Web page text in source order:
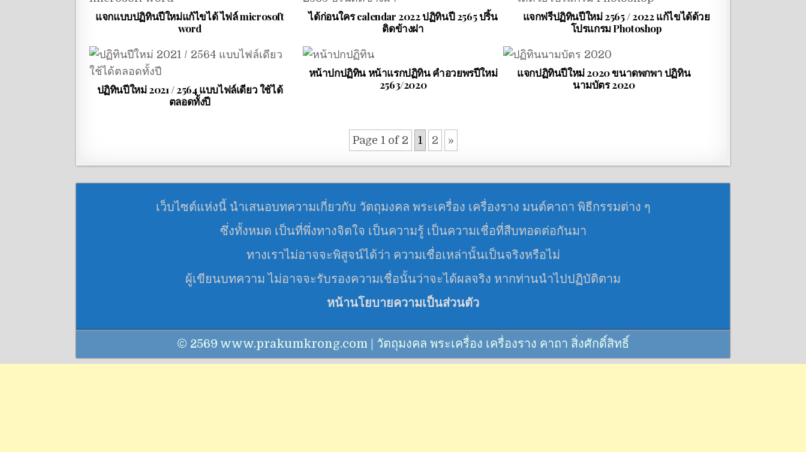
แจกแบบปฏิทินปีใหม่แก้ไขได้ ไฟล์ microsoft
word
ได้ก่อนใคร calendar 2022 ปฏิทินปี 2565 ปริ้น
ติดข้างฝา
แจกฟรีปฏิทินปีใหม่ 2565 / 2022 แก้ไขได้ด้วย
โปรแกรม Photoshop
ปฏิทินปีใหม่ 2021 / 2564 แบบไฟล์เดียว ใช้ได้
ตลอดทั้งปี
หน้าปกปฏิทิน หน้าแรกปฏิทิน คำอวยพรปีใหม่
2563/2020
แจกปฏิทินปีใหม่ 2020 ขนาดพกพา ปฏิทิน
นามบัตร 2020
Page 1 of 2 1 2 »
เว็บไซต์แห่งนี้ นำเสนอบทความเกี่ยวกับ วัตถุมงคล พระเครื่อง เครื่องราง มนต์คาถา พิธีกรรมต่าง ๆ
ซึ่งทั้งหมด เป็นที่พึ่งทางจิตใจ เป็นความรู้ เป็นความเชื่อที่สืบทอดต่อกันมา
ทางเราไม่อาจจะพิสูจน์ได้ว่า ความเชื่อเหล่านั้นเป็นจริงหรือไม่
ผู้เขียนบทความ ไม่อาจจะรับรองความเชื่อนั้นว่าจะได้ผลจริง หากท่านนำไปปฏิบัติตาม
หน้านโยบายความเป็นส่วนตัว
© 2569 www.prakumkrong.com | วัตถุมงคล พระเครื่อง เครื่องราง คาถา สิ่งศักดิ์สิทธิ์